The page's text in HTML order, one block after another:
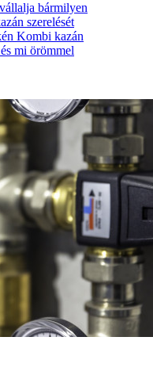
bármilyen
szerelését
Kombi kazán
mi örömmel